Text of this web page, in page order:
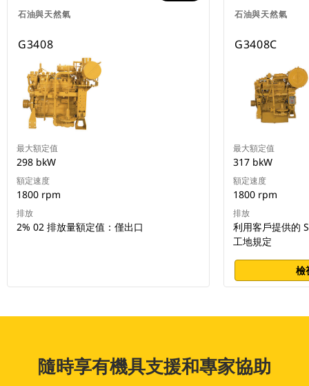
石油與天然氣
G3408
最大額定值
298 bkW
額定速度
1800 rpm
排放
2% 02 排放量額定值：僅出口
石油與天然氣
G3408C
最大額定值
317 bkW
額定速度
1800 rpm
排放
利用客戶提供的
工地規定
檢
隨時享有機具支援和專家協助